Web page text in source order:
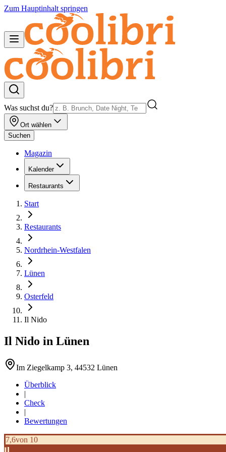
Zum Hauptinhalt springen
Was suchst du?
Ort wählen
Suchen
Magazin
Kalender
Restaurants
Start
Restaurants
Nordrhein-Westfalen
Lünen
Osterfeld
Il Nido
Il Nido in Lünen
Im Ziegelkamp 3, 44532 Lünen
Überblick
|
Check
|
Bewertungen
7,6von 10